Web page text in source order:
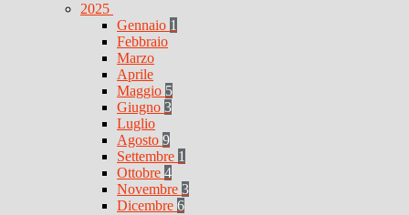
2025
Gennaio 1
Febbraio
Marzo
Aprile
Maggio 5
Giugno 3
Luglio
Agosto 9
Settembre 1
Ottobre 4
Novembre 3
Dicembre 6